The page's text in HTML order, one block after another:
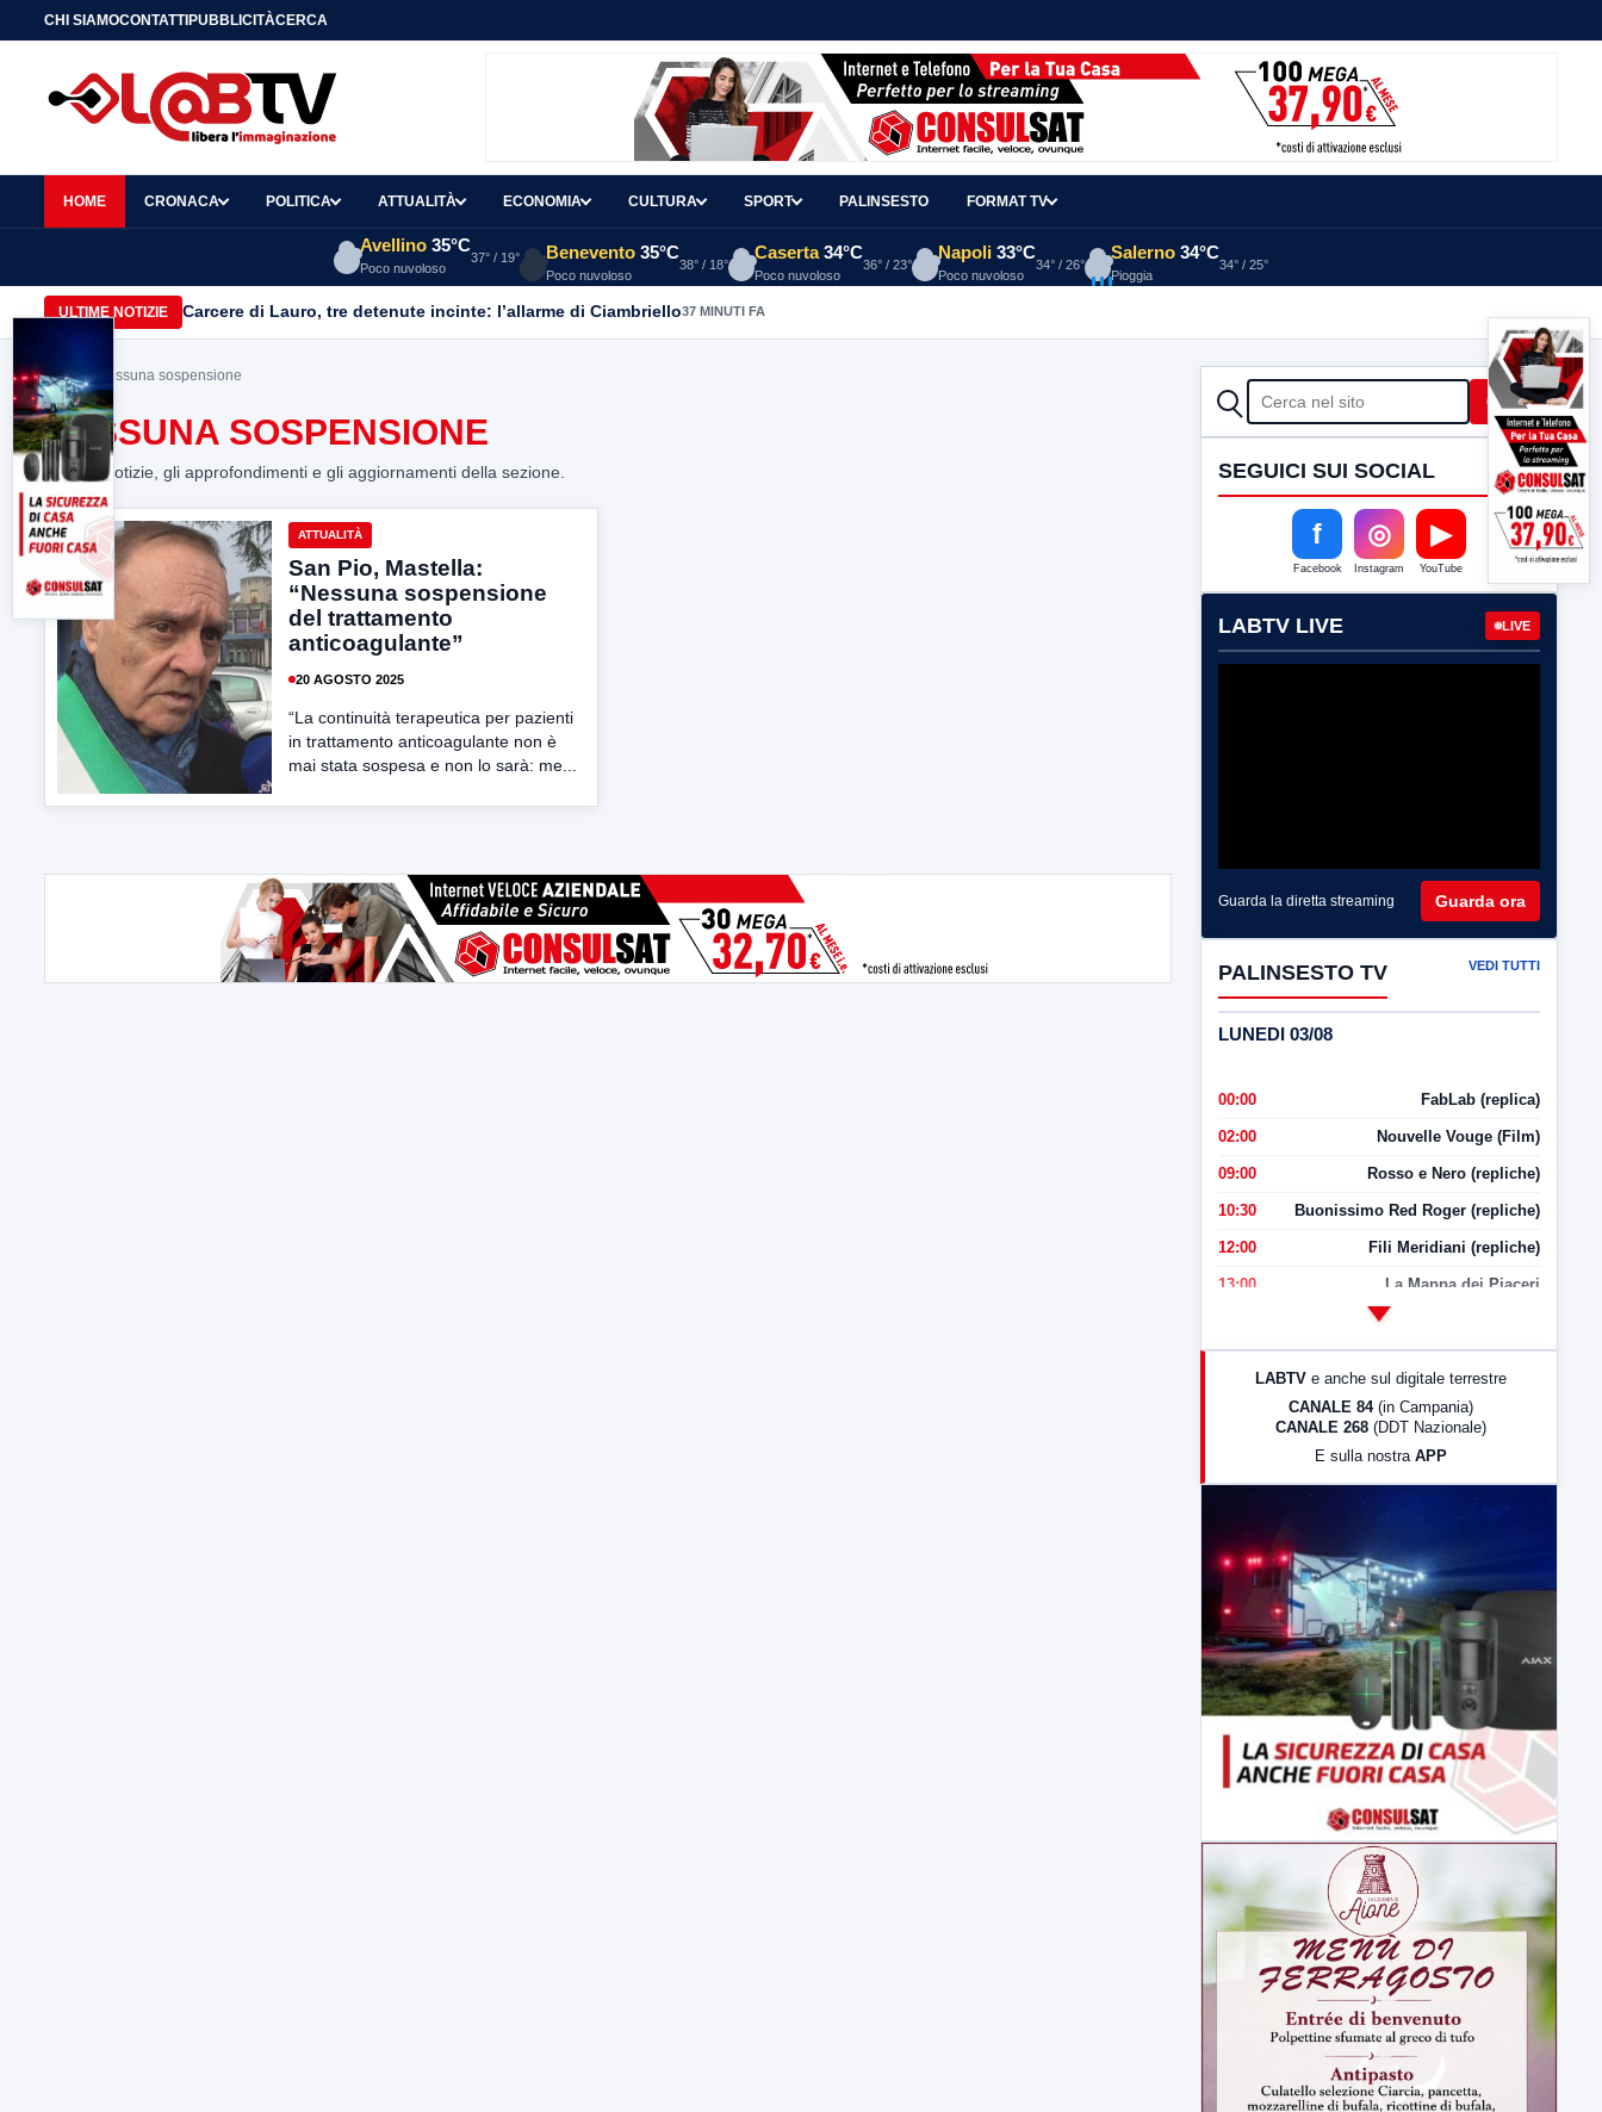
CHI SIAMOCONTATTIPUBBLICITÀCERCA
HOME CRONACA POLITICA ATTUALITÀ ECONOMIA CULTURA SPORT PALINSESTO FORMAT TV
Avellino 35°C
Poco nuvoloso
37° / 19° Benevento 35°C
Poco nuvoloso
38° / 18°
Caserta 34°C
Poco nuvoloso
36° / 23°
Napoli 33°C
Poco nuvoloso
34° / 26°
Salerno 34°C
Pioggia
34° / 25°
ULTIME NOTIZIE Carcere di Lauro, tre detenute incinte: l’allarme di Ciambriello37 MINUTI FA
Home> nessuna sospensione
NESSUNA SOSPENSIONE
Tutte le notizie, gli approfondimenti e gli aggiornamenti della sezione.
ATTUALITÀ
San Pio, Mastella:
“Nessuna sospensione
del trattamento
anticoagulante”
20 AGOSTO 2025
“La continuità terapeutica per pazienti
in trattamento anticoagulante non è
mai stata sospesa e non lo sarà: me...
CERCA Cerca
SEGUICI SUI SOCIAL
f
Facebook
◎
Instagram
▶
YouTube
LABTV LIVE LIVE
Guarda la diretta streaming Guarda ora
PALINSESTO TV VEDI TUTTI
LUNEDI 03/08
00:00 FabLab (replica)
02:00 Nouvelle Vouge (Film)
09:00 Rosso e Nero (repliche)
10:30 Buonissimo Red Roger (repliche)
12:00 Fili Meridiani (repliche)
13:00 La Mappa dei Piaceri
LabNews (Diretta)
LABTV e anche sul digitale terrestre
CANALE 84 (in Campania)
CANALE 268 (DDT Nazionale)
E sulla nostra APP